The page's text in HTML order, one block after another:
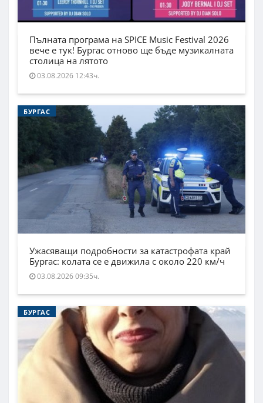
Пълната програма на SPICE Music Festival 2026
вече е тук! Бургас отново ще бъде музикалната
столица на лятото
03.08.2026 12:43ч.
БУРГАС
Ужасяващи подробности за катастрофата край
Бургас: колата се е движила с около 220 км/ч
03.08.2026 09:35ч.
БУРГАС